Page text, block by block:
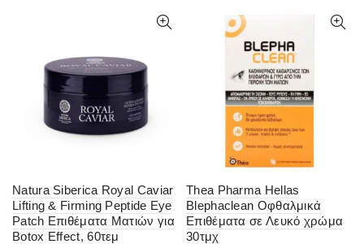
Natura Siberica Royal Caviar
Lifting & Firming Peptide Eye
Patch Επιθέματα Ματιών για
Botox Effect, 60τεμ
Thea Pharma Hellas
Blephaclean Οφθαλμικά
Επιθέματα σε Λευκό χρώμα
30τμχ